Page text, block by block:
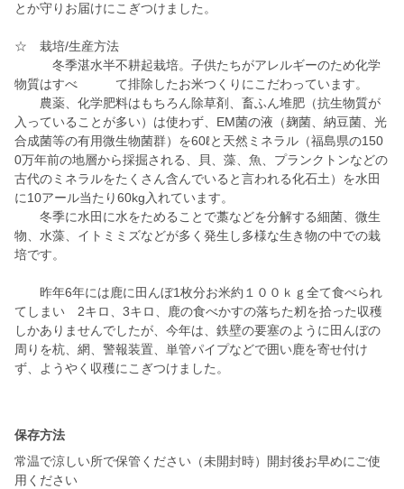
とか守りお届けにこぎつけました。
☆ 栽培/生産方法
冬季湛水半不耕起栽培。子供たちがアレルギーのため化学
物質はすべ て排除したお米つくりにこだわっています。
農薬、化学肥料はもちろん除草剤、畜ふん堆肥（抗生物質が
入っていることが多い）は使わず、EM菌の液（麹菌、納豆菌、光
合成菌等の有用微生物菌群）を60ℓと天然ミネラル（福島県の150
0万年前の地層から採掘される、貝、藻、魚、プランクトンなどの
古代のミネラルをたくさん含んでいると言われる化石土）を水田
に10アール当たり60kg入れています。
冬季に水田に水をためることで藁などを分解する細菌、微生
物、水藻、イトミミズなどが多く発生し多様な生き物の中での栽
培です。
昨年6年には鹿に田んぼ1枚分お米約１００ｋｇ全て食べられ
てしまい 2キロ、3キロ、鹿の食べかすの落ちた籾を拾った収穫
しかありませんでしたが、今年は、鉄壁の要塞のように田んぼの
周りを杭、網、警報装置、単管パイプなどで囲い鹿を寄せ付け
ず、ようやく収穫にこぎつけました。
保存方法
常温で涼しい所で保管ください（未開封時）開封後お早めにご使
用ください